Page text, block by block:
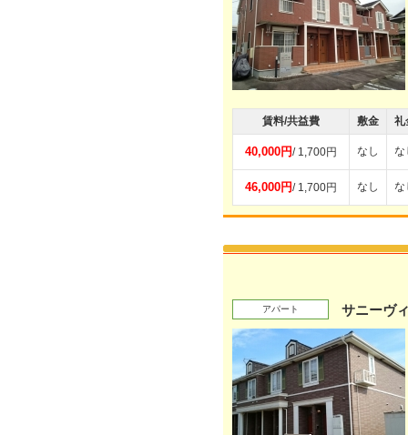
賃料/共益費 敷金 礼
40,000円/ 1,700円 なし な
46,000円/ 1,700円 なし な
アパート サニーヴ